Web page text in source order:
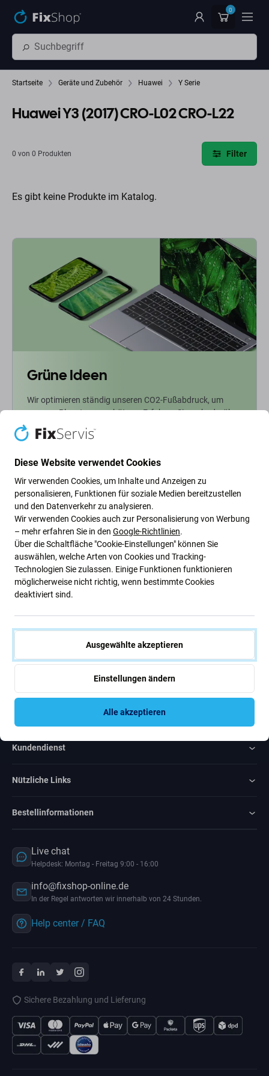
0
Startseite Geräte und Zubehör Huawei Y Serie
Huawei Y3 (2017) CRO-L02 CRO-L22
0 von 0 Produkten Filter
Es gibt keine Produkte im Katalog.
Grüne Ideen
Wir optimieren ständig unseren CO2-Fußabdruck, um
unseren Planeten zu schützen. Erfahren Sie mehr darüber,
Fußabdruck zu verringern.
Weiterlesen
Newsletter-Fix
Abonnieren Sie den regelmäßigen Newsletter über Rabatte und
Neuigkeiten
Abonnieren
Over1000reviews
Kundendienst
Nützliche Links
Bestellinformationen
Live chat
Helpdesk: Montag - Freitag 9:00 - 16:00
info@fixshop-online.de
In der Regel antworten wir innerhalb von 24 Stunden.
Help center / FAQ
Sichere Bezahlung und Lieferung
Diese Website verwendet Cookies
Wir verwenden Cookies, um Inhalte und Anzeigen zu
personalisieren, Funktionen für soziale Medien bereitzustellen
und den Datenverkehr zu analysieren.
Wir verwenden Cookies auch zur Personalisierung von Werbung
– mehr erfahren Sie in den Google-Richtlinien.
Über die Schaltfläche "Cookie-Einstellungen" können Sie
auswählen, welche Arten von Cookies und Tracking-
Technologien Sie zulassen. Einige Funktionen funktionieren
möglicherweise nicht richtig, wenn bestimmte Cookies
deaktiviert sind.
Ausgewählte akzeptieren
Einstellungen ändern
Alle akzeptieren